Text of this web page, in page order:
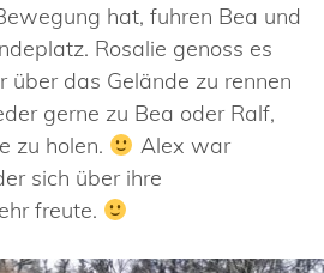
hat, fuhren Bea und
Rosalie genoss es
über das Gelände zu rennen
gerne zu Bea oder Ralf,
zu holen.
Alex war
sich über ihre
freute.